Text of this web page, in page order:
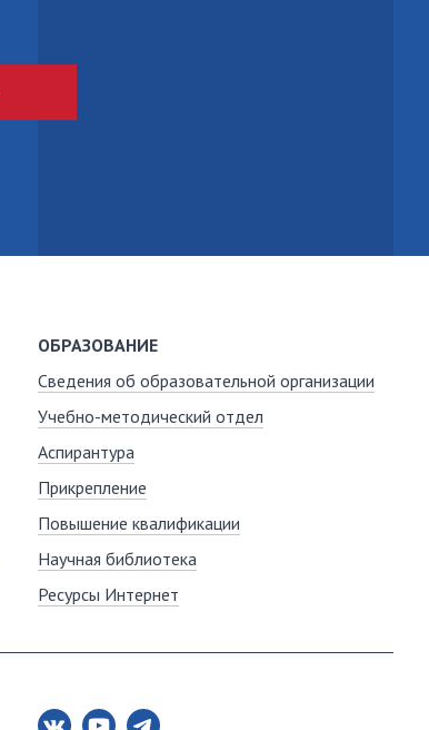
ОБРАЗОВАНИЕ
Сведения об образовательной организации
Учебно-методический отдел
Аспирантура
Прикрепление
Повышение квалификации
Научная библиотека
Ресурсы Интернет